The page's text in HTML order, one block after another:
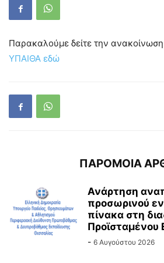
Παρακαλούμε δείτε την
ΥΠΑΙΘΑ εδώ
ΠΑΡΟΜΟΙΑ
Ανάρτηση
προσωρινού
πίνακα στη
Προϊσταμένου
- 6 Αυγούστου 2026